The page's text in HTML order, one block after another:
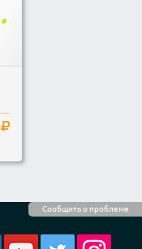
Сообщить о проблеме